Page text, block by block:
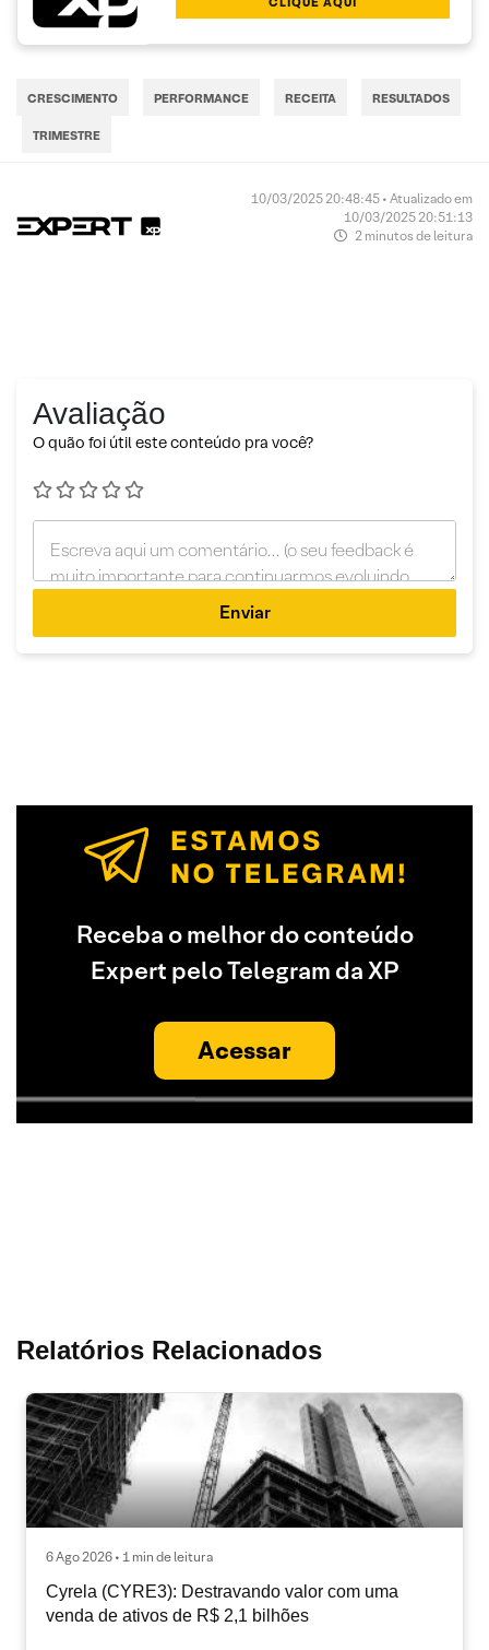
CRESCIMENTO PERFORMANCE RECEITA RESULTADOS
TRIMESTRE
10/03/2025 20:48:45 • Atualizado em
10/03/2025 20:51:13
2 minutos de leitura
Avaliação
O quão foi útil este conteúdo pra você?
Enviar
Receba o melhor do conteúdo
Expert pelo Telegram da XP
Acessar
Relatórios Relacionados
6 Ago 2026 • 1 min de leitura
Cyrela (CYRE3): Destravando valor com uma
venda de ativos de R$ 2,1 bilhões